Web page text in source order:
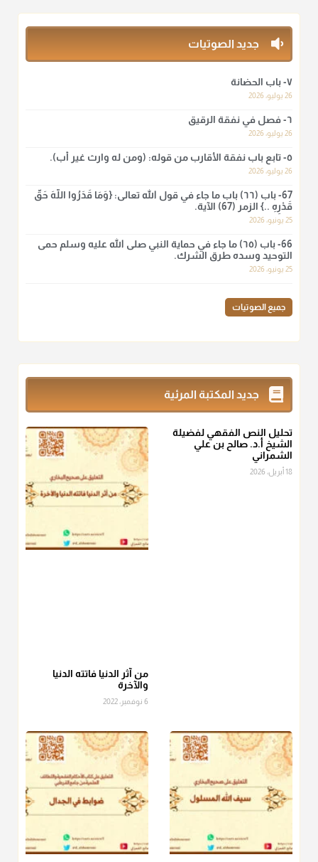
وما هو من عمل الناس"
منذ 3 شهر
لا أعلم لدعاء ختم القرآن في الصلاة أصلاً صحيحاً يعتمد عليه من سنة
الرسول صلى الله عليه وسلّم، ولا من عمل الصحابة رضي الله
منذ 3 شهر
أ.د. صالح الشمراني
نرى اليوم بأبصارنا بعض ما رأى العلماء ببصائرهم: "والرافضة ليس
لهم سعي إلا في هدم الإسلام و نقض عراه...فأيامهم في الإسلام
كلها سود" ابن تيمية.
أ.د. صالح الشمراني
المعتدلين غير مقبوضتين ولا مبسوطتين أربع مرات من الرز أو البر
أو التمر أو اللحم
منذ 3 شهر
، فإلم يعلم إلا بعد ذلك لم تجزه لقولهﷺ:
الصاع..فمن شق عليه إخراج الطعام هذه الأيام وأراد إخراج القيمة
أ.د. صالح الشمراني
دفعزكاة الفطرللمسكين القريب صدقة وصلة وهو أفضل من
دفعها للبعيد ولا تغرك مظاهر ووظائف بعض الأقارب فإن
منذ 3 شهر
جديد الصوتيات
٧- باب الحضانة
26 يوليو، 2026
٦- فصل في نفقة الرقيق
26 يوليو، 2026
٥- تابع باب نفقة الأقارب من قوله: (ومن له وارث غير أب).
26 يوليو، 2026
67- باب (٦٦) باب ما جاء في قول الله تعالى: {وَمَا قَدَرُوا اللَّهَ حَقَّ
قَدْرِهِ ..} الزمر (67) الآية.
25 يونيو، 2026
66- باب (٦٥) ما جاء في حماية النبي صلى الله عليه وسلم حمى
التوحيد وسده طرق الشرك.
25 يونيو، 2026
جميع الصوتيات
جديد المكتبة المرئية
تحليل النص الفقهي لفضيلة
الشيخ أ.د. صالح بن علي
الشمراني
18 أبريل، 2026
من آثر الدنيا فاتته الدنيا
والآخرة
6 نوفمبر، 2022